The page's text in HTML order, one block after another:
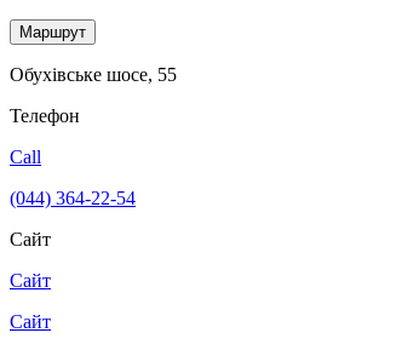
Маршрут
Обухівське шосе, 55
Телефон
Call
(044) 364-22-54
Сайт
Сайт
Сайт